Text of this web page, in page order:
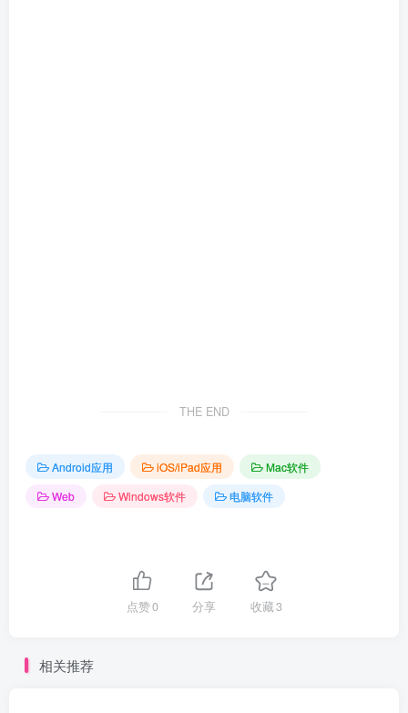
THE END
Android应用 iOS/iPad应用
Mac软件
Web
Windows软件 电脑软件
点赞0 分享 收藏3
相关推荐